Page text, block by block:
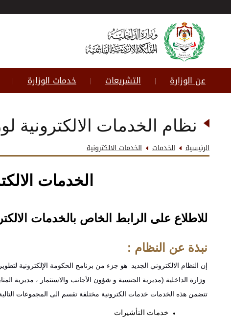
عن الوزارة | التشريعات | خدمات الوزارة |
نظام الخدمات الالكترونية
الرئيسية الخدمات الخدمات الالكترونية
الخدمات
للاطلاع على الرابط الخاص بالخدمات
نبذة عن النظام :
إن النظام الالكتروني الجديد هو جزء من برنامج الحكومة الإلكترونية
وزارة الداخلية (مديرية الجنسية و شؤون الأجانب والاستثمار ، مديرية
تتضمن هذه الخدمات خدمات الكترونية مختلفة تقسم الى المجموعات
خدمات التأشيرات